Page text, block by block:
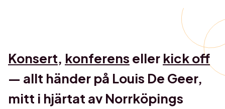
Konsert, konferens eller kick off
— allt händer på Louis De Geer,
mitt i hjärtat av Norrköpings